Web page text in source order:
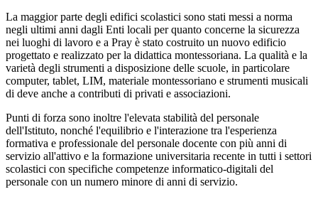
La maggior parte degli edifici scolastici sono stati messi a norma
negli ultimi anni dagli Enti locali per quanto concerne la sicurezza
nei luoghi di lavoro e a Pray è stato costruito un nuovo edificio
progettato e realizzato per la didattica montessoriana. La qualità e la
varietà degli strumenti a disposizione delle scuole, in particolare
computer, tablet, LIM, materiale montessoriano e strumenti musicali
di deve anche a contributi di privati e associazioni.
Punti di forza sono inoltre l'elevata stabilità del personale
dell'Istituto, nonché l'equilibrio e l'interazione tra l'esperienza
formativa e professionale del personale docente con più anni di
servizio all'attivo e la formazione universitaria recente in tutti i settori
scolastici con specifiche competenze informatico-digitali del
personale con un numero minore di anni di servizio.